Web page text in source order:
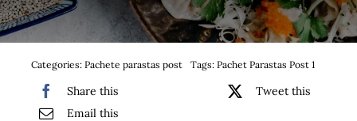
Sushi
Categories: Pachete parastas post Tags: Pachet Parastas Post 1
Share this
Tweet this
Email this